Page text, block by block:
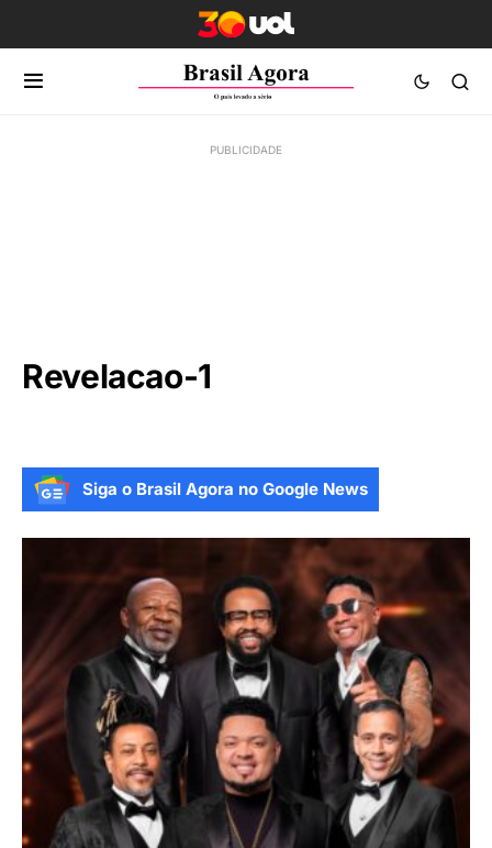
Revelacao-1
Siga o Brasil Agora no Google News